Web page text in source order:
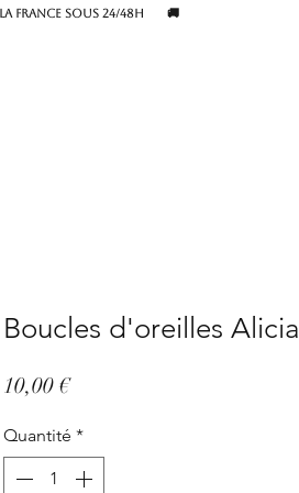
la France sous 24/48h 🚚
Boucles d'oreilles Alicia
10,00 €Prix
Quantité *